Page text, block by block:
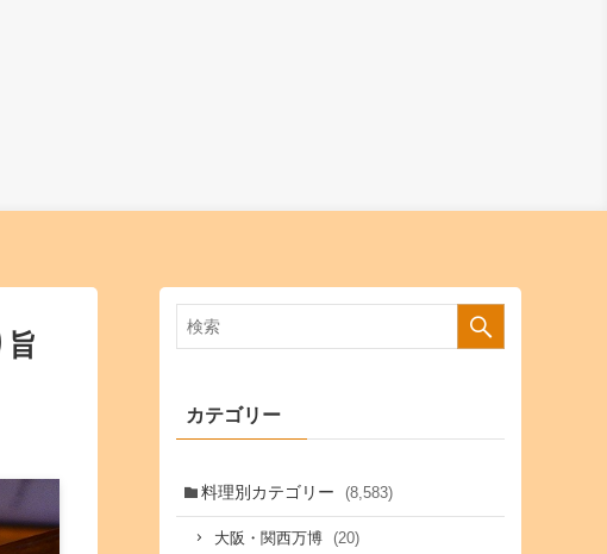
カテゴリー
料理別カテゴリー (8,583)
大阪・関西万博 (20)